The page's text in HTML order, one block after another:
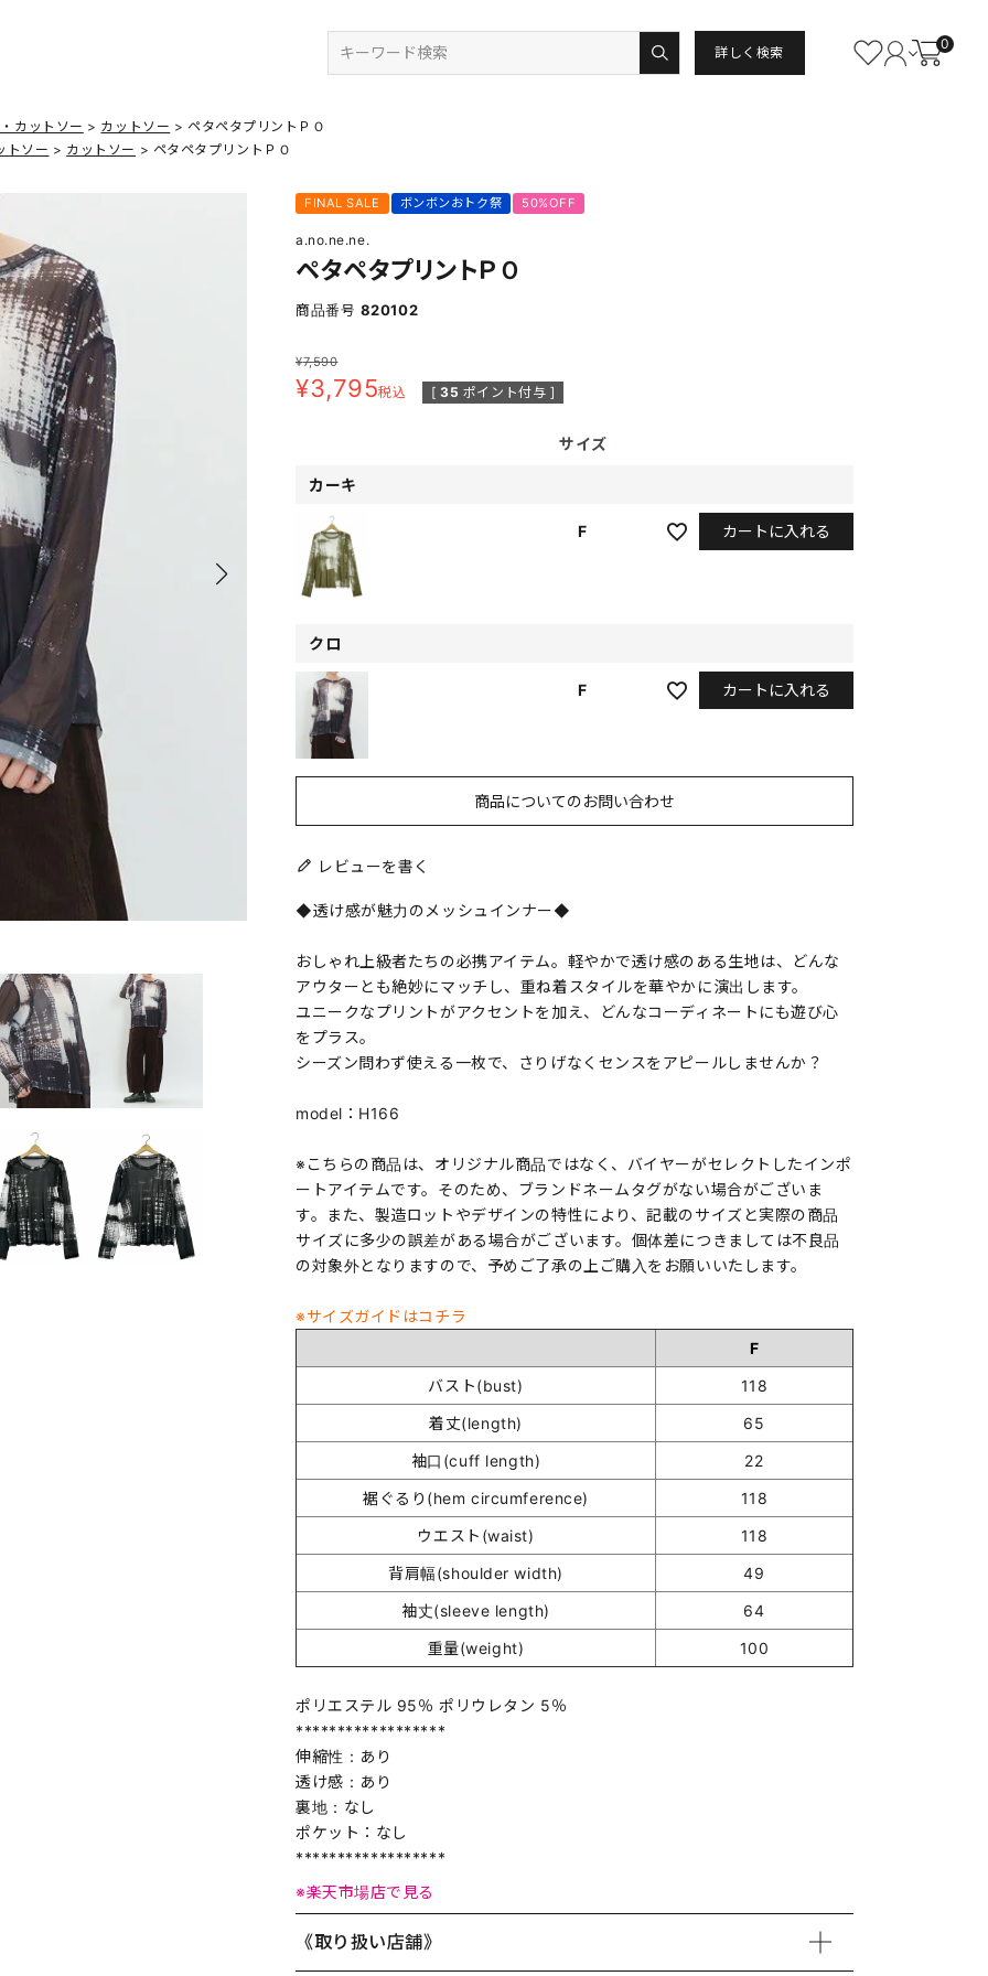
詳しく検索
0
カットソー カットソー
ペタペタプリントＰＯ
トソー
カットソー ペタペタプリントＰＯ
FINAL SALE ボンボンおトク祭 50%OFF
a.no.ne.ne.
ペタペタプリントＰＯ
商品番号 820102
¥7,590
¥3,795税込 [ 35 ポイント付与 ]
サイズ
カーキ
F カートに入れる
クロ
F カートに入れる
商品についてのお問い合わせ
レビューを書く
◆透け感が魅力のメッシュインナー◆
おしゃれ上級者たちの必携アイテム。軽やかで透け感のある生地は、どんな
アウターとも絶妙にマッチし、重ね着スタイルを華やかに演出します。
ユニークなプリントがアクセントを加え、どんなコーディネートにも遊び心
をプラス。
シーズン問わず使える一枚で、さりげなくセンスをアピールしませんか？
model：H166
※こちらの商品は、オリジナル商品ではなく、バイヤーがセレクトしたインポ
ートアイテムです。そのため、ブランドネームタグがない場合がございま
す。また、製造ロットやデザインの特性により、記載のサイズと実際の商品
サイズに多少の誤差がある場合がございます。個体差につきましては不良品
の対象外となりますので、予めご了承の上ご購入をお願いいたします。
※サイズガイドはコチラ
F
バスト(bust)
118
着丈(length)
65
袖口(cuff length)
22
裾ぐるり(hem circumference)
118
ウエスト(waist)
118
背肩幅(shoulder width)
49
袖丈(sleeve length)
64
重量(weight)
100
ポリエステル 95％ ポリウレタン 5％
******************
伸縮性：あり
透け感：あり
裏地：なし
ポケット：なし
******************
※楽天市場店で見る
《取り扱い店舗》